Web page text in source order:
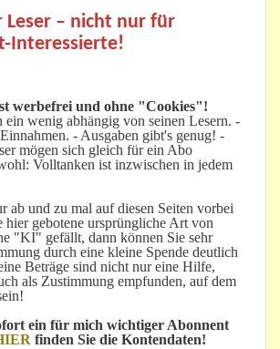
– nicht nur für
Interessierte!
werbefrei und ohne "Cookies"!
ein wenig abhängig von seinen Lesern. -
- Ausgaben gibt's genug! -
mögen sich gleich für ein Abo
Volltanken ist inzwischen in jedem
ab und zu mal auf diesen Seiten vorbei
hier gebotene ursprüngliche Art von
"KI" gefällt, dann können Sie sehr
durch eine kleine Spende deutlich
Beträge sind nicht nur eine Hilfe,
als Zustimmung empfunden, auf dem
ein für mich wichtiger Abonnent
finden Sie die Kontendaten!